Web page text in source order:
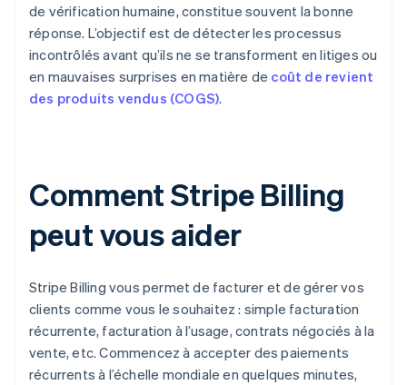
de vérification humaine, constitue souvent la bonne
réponse. L’objectif est de détecter les processus
incontrôlés avant qu’ils ne se transforment en litiges ou
en mauvaises surprises en matière de coût de revient
des produits vendus (COGS).
Comment Stripe Billing
peut vous aider
Stripe Billing vous permet de facturer et de gérer vos
clients comme vous le souhaitez : simple facturation
récurrente, facturation à l’usage, contrats négociés à la
vente, etc. Commencez à accepter des paiements
récurrents à l’échelle mondiale en quelques minutes,